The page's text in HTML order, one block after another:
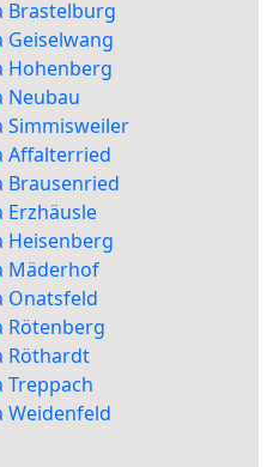
Brastelburg
Geiselwang
Hohenberg
Neubau
Simmisweiler
Affalterried
Brausenried
Erzhäusle
Heisenberg
Mäderhof
Onatsfeld
Rötenberg
Röthardt
Treppach
Weidenfeld